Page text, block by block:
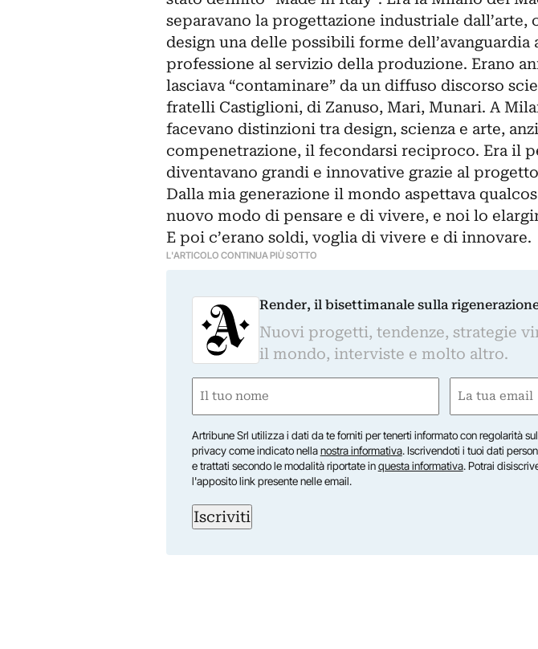
separavano la progettazione industriale dall’arte,
design una delle possibili forme dell’avanguardia
professione al servizio della produzione. Erano
lasciava “contaminare” da un diffuso discorso
fratelli Castiglioni, di Zanuso, Mari, Munari. A
facevano distinzioni tra design, scienza e arte,
compenetrazione, il fecondarsi reciproco. Era il
diventavano grandi e innovative grazie al
Dalla mia generazione il mondo aspettava
nuovo modo di pensare e di vivere, e noi lo
E poi c’erano soldi, voglia di vivere e di innovare.
L'ARTICOLO CONTINUA PIÙ SOTTO
Render, il bisettimanale sulla
Nuovi progetti, tendenze, strategie
il mondo, interviste e molto altro.
Nome
Nome
Email
Artribune Srl utilizza i dati da te forniti per tenerti informato con regolarità
privacy come indicato nellanostra informativa. Iscrivendoti i tuoi dati
e trattati secondo le modalità riportate inquesta informativa. Potrai
l'apposito link presente nelle email.
Iscriviti